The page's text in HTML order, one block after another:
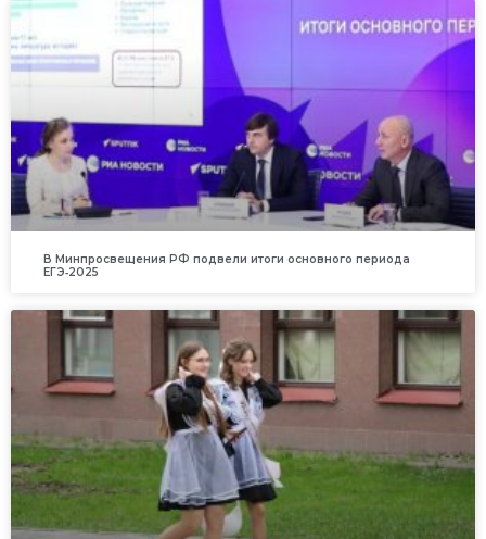
В Минпросвещения РФ подвели итоги основного периода
ЕГЭ‑2025